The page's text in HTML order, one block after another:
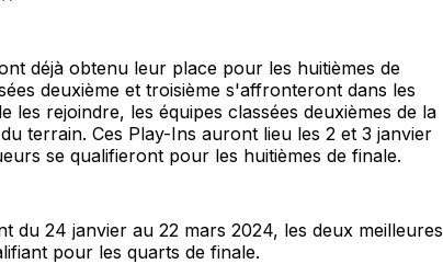
déjà obtenu leur place pour les huitièmes de
deuxième et troisième s'affronteront dans les
les rejoindre, les équipes classées deuxièmes de la
terrain. Ces Play-Ins auront lieu les 2 et 3 janvier
se qualifieront pour les huitièmes de finale.
du 24 janvier au 22 mars 2024, les deux meilleures
pour les quarts de finale.